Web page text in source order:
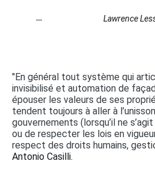
Lawrence
"En général tout système qui
invisibilisé et automation de
épouser les valeurs de ses
tendent toujours à aller à
gouvernements (lorsqu’il ne
ou de respecter les lois en
respect des droits humains,
Antonio Casilli.